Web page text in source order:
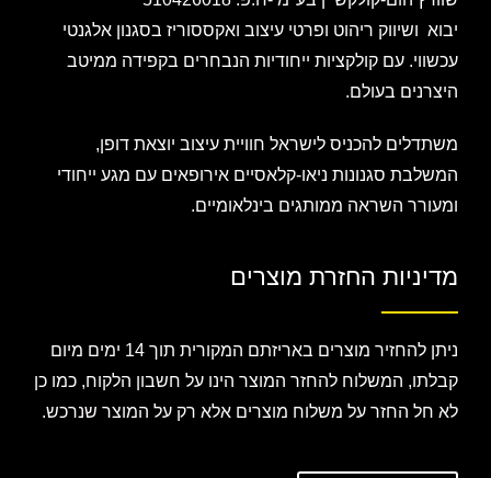
יבוא ושיווק ריהוט ופרטי עיצוב ואקססוריז בסגנון אלגנטי
עכשווי. עם קולקציות ייחודיות הנבחרים בקפידה ממיטב
היצרנים בעולם.
משתדלים להכניס לישראל חוויית עיצוב יוצאת דופן,
המשלבת סגנונות ניאו-קלאסיים אירופאים עם מגע ייחודי
ומעורר השראה ממותגים בינלאומיים.
מדיניות החזרת מוצרים
ניתן להחזיר מוצרים באריזתם המקורית תוך 14 ימים מיום
קבלתו, המשלוח להחזר המוצר הינו על חשבון הלקוח, כמו כן
לא חל החזר על משלוח מוצרים אלא רק על המוצר שנרכש.